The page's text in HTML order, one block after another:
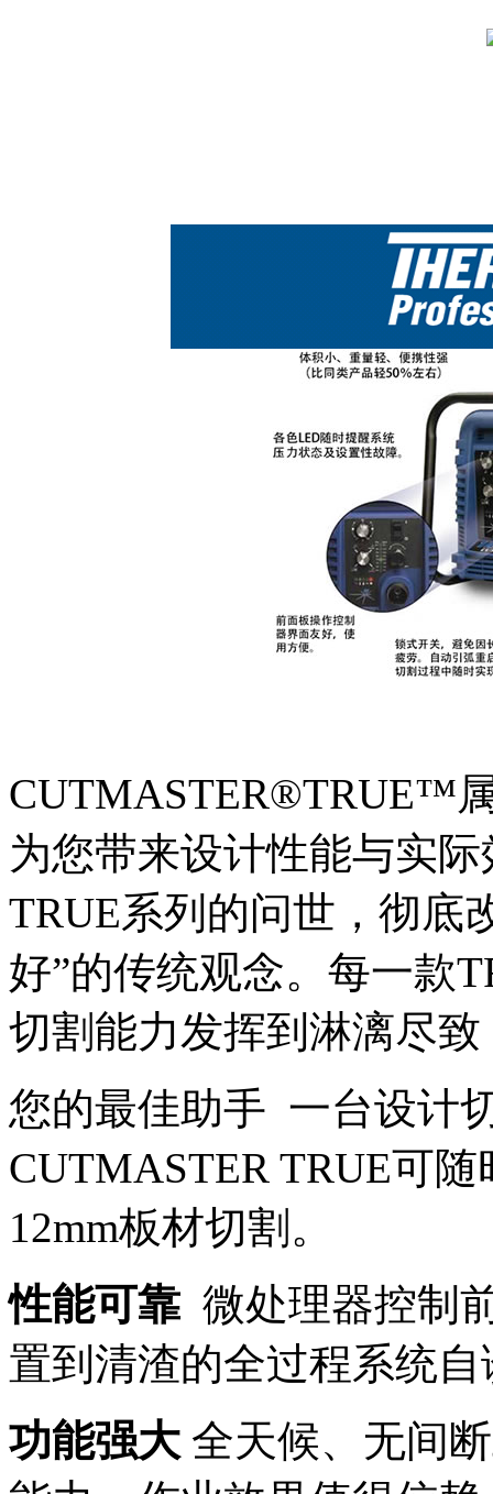
CUTMASTER®TRUE™
为您带来设计性能与实
TRUE系列的问世，彻底
好”的传统观念。每一款
切割能力发挥到淋漓尽
您的最佳助手 一台设计
CUTMASTER TRUE可
12mm板材切割。
性能可靠 微处理器控制
置到清渣的全过程系统
功能强大 全天候、无间